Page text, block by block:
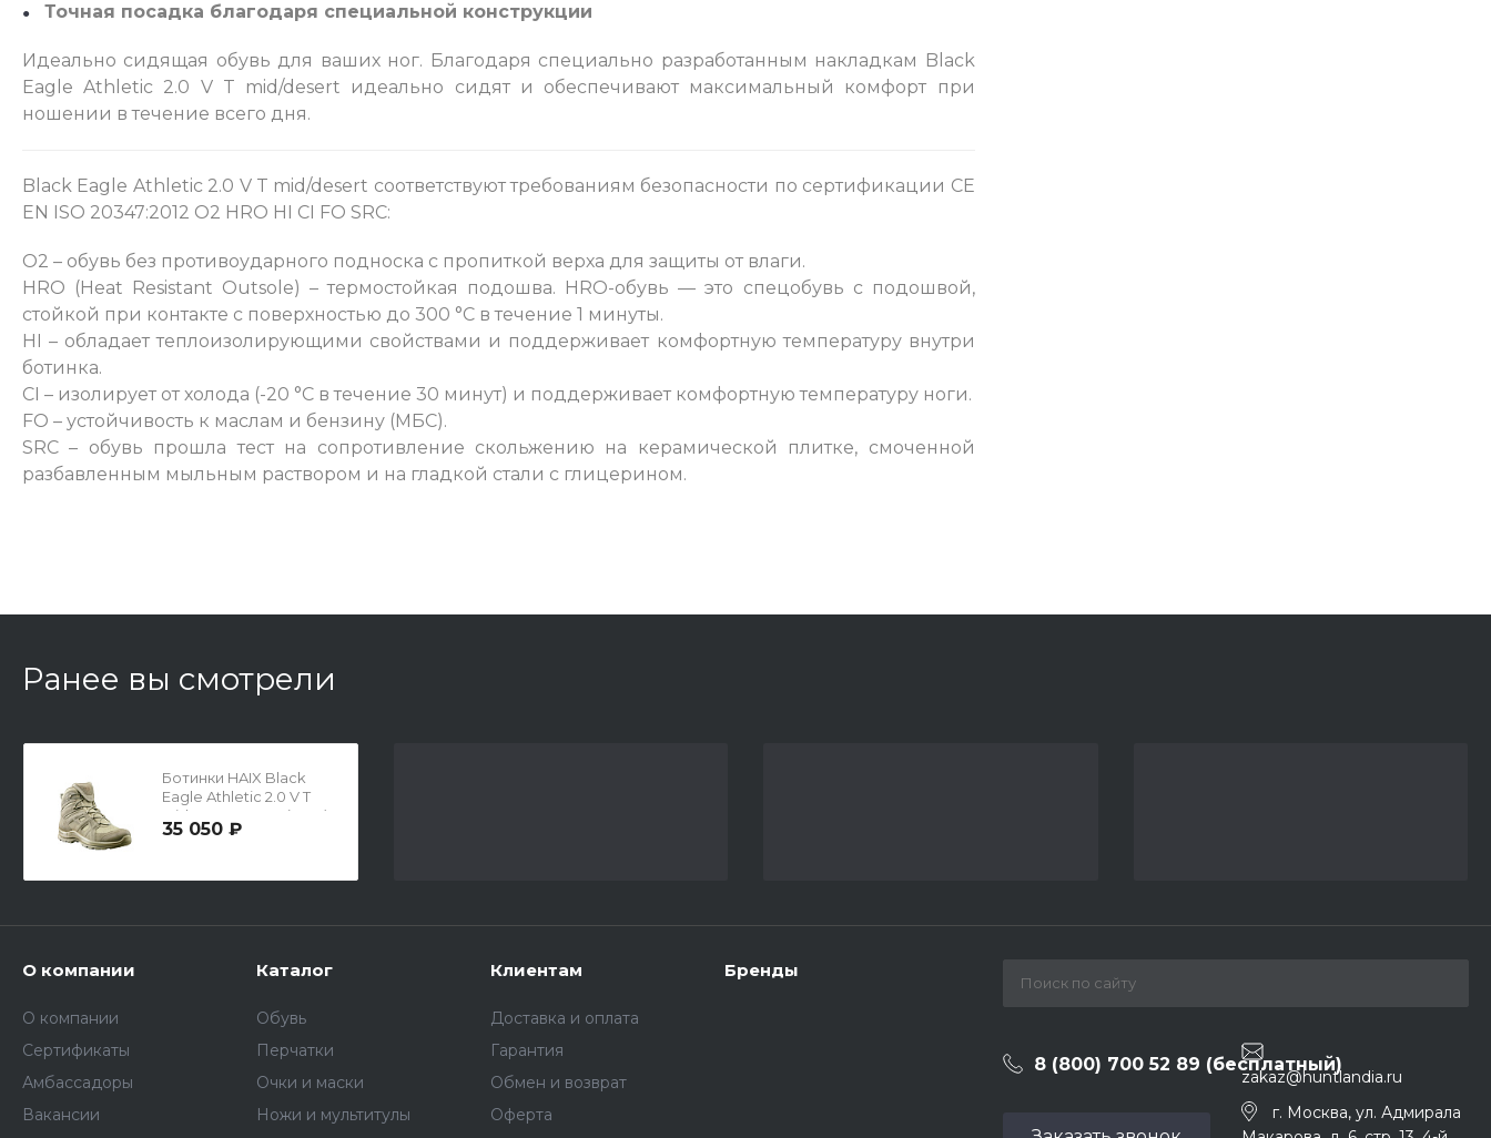
Точная посадка благодаря специальной конструкции
Идеально сидящая обувь для ваших ног. Благодаря специально разработанным накладкам Black
Eagle Athletic 2.0 V T mid/desert идеально сидят и обеспечивают максимальный комфорт при
ношении в течение всего дня.
Black Eagle Athletic 2.0 V T mid/desert соответствуют требованиям безопасности по сертификации CE
EN ISO 20347:2012 O2 HRO HI CI FO SRC:
O2 – обувь без противоударного подноска с пропиткой верха для защиты от влаги.
HRO (Heat Resistant Outsole) – термостойкая подошва. HRO-обувь — это спецобувь с подошвой,
стойкой при контакте с поверхностью до 300 °С в течение 1 минуты.
HI – обладает теплоизолирующими свойствами и поддерживает комфортную температуру внутри
ботинка.
СI – изолирует от холода (-20 °С в течение 30 минут) и поддерживает комфортную температуру ноги.
FO – устойчивость к маслам и бензину (МБС).
SRC – обувь прошла тест на сопротивление скольжению на керамической плитке, смоченной
разбавленным мыльным раствором и на гладкой стали с глицерином.
Ранее вы смотрели
Ботинки HAIX Black
Eagle Athletic 2.0 V T
Mid, Desert, р.43 (UK 9)
35 050 ₽
О компании
О компании
Сертификаты
Амбассадоры
Вакансии
Каталог
Обувь
Перчатки
Очки и маски
Ножи и мультитулы
Клиентам
Доставка и оплата
Гарантия
Обмен и возврат
Оферта
Бренды
8 (800) 700 52 89 (бесплатный)
zakaz@huntlandia.ru
г. Москва, ул. Адмирала